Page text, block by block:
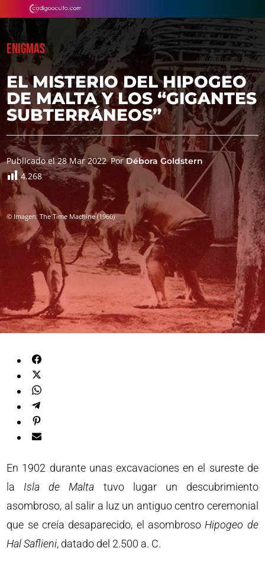
ENIGMAS
EL MISTERIO DEL HIPOGEO
DE MALTA Y LOS “GIGANTES
SUBTERRÁNEOS”
Publicado el 28 Mar 2022 PorDébora Goldstern
4.268
© Imagen: The Time Machine (1960)
En 1902 durante unas excavaciones en el sureste de
la Isla de Malta tuvo lugar un descubrimiento
asombroso, al salir a luz un antiguo centro ceremonial
que se creía desaparecido, el asombroso Hipogeo de
Hal Saflieni, datado del 2.500 a. C.